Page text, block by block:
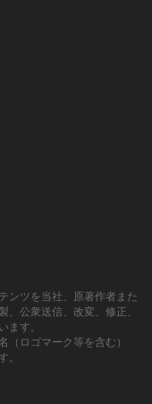
ンツを当社、原著作者また
、公衆送信、改変、修正、
ます。
（ロゴマーク等を含む）
。